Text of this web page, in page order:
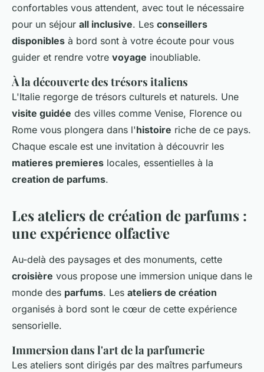
confortables vous attendent, avec tout le nécessaire
pour un séjour all inclusive. Les conseillers
disponibles à bord sont à votre écoute pour vous
guider et rendre votre voyage inoubliable.
À la découverte des trésors italiens
L'Italie regorge de trésors culturels et naturels. Une
visite guidée des villes comme Venise, Florence ou
Rome vous plongera dans l'histoire riche de ce pays.
Chaque escale est une invitation à découvrir les
matieres premieres locales, essentielles à la
creation de parfums.
Les ateliers de création de parfums :
une expérience olfactive
Au-delà des paysages et des monuments, cette
croisière vous propose une immersion unique dans le
monde des parfums. Les ateliers de création
organisés à bord sont le cœur de cette expérience
sensorielle.
Immersion dans l'art de la parfumerie
Les ateliers sont dirigés par des maîtres parfumeurs